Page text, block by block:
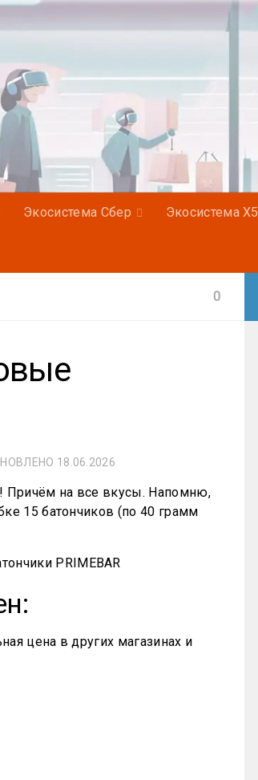
Экосистема Сбер Экосистема Х5
0
18.06.2026
Причём на все вкусы. Напомню,
15 батончиков (по 40 грамм
цена в других магазинах и